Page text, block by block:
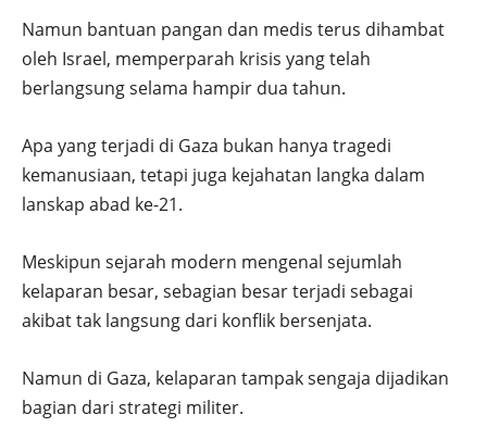
Namun bantuan pangan dan medis terus dihambat
oleh Israel, memperparah krisis yang telah
berlangsung selama hampir dua tahun.
Apa yang terjadi di Gaza bukan hanya tragedi
kemanusiaan, tetapi juga kejahatan langka dalam
lanskap abad ke-21.
Meskipun sejarah modern mengenal sejumlah
kelaparan besar, sebagian besar terjadi sebagai
akibat tak langsung dari konflik bersenjata.
Namun di Gaza, kelaparan tampak sengaja dijadikan
bagian dari strategi militer.